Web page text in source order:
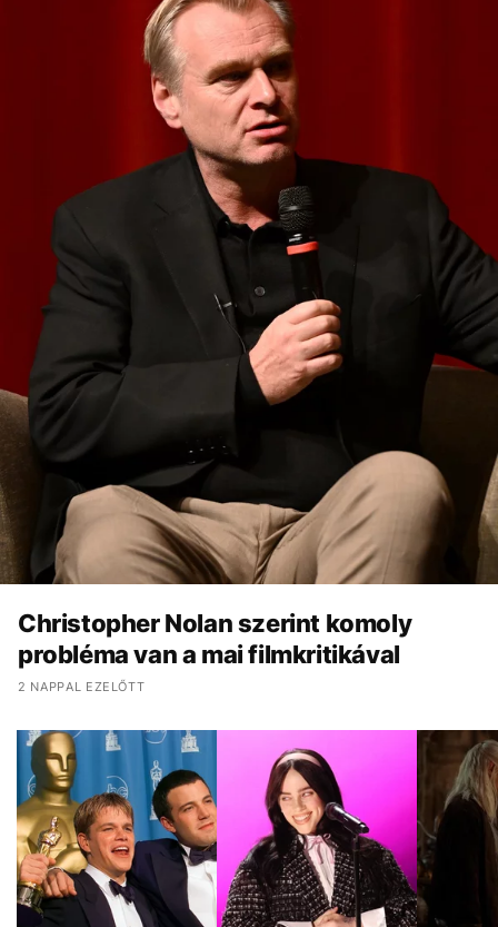
Christopher Nolan szerint komoly
probléma van a mai filmkritikával
2 NAPPAL EZELŐTT